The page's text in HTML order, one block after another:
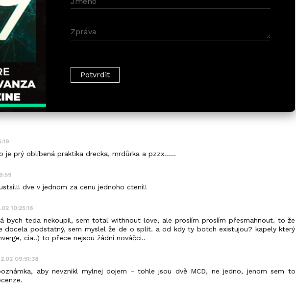
je prý oblíbená praktika drecka, mrdůrka a pzzx......
dve v jednom za cenu jednoho cteni!!
10:25:16
bych teda nekoupil, sem total withnout love, ale prosíím prosíím přesmahnout. to že
docela podstatný, sem myslel že de o split. a od kdy ty botch existujou? kapely který
cia..) to přece nejsou žádní nováčci..
09:51:38
aby nevznikl mylnej dojem - tohle jsou dvě MCD, ne jedno, jenom sem to